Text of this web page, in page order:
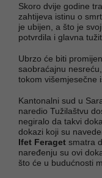
Skoro dvije godine
zahtijeva istinu o
je ubijen, a što je
potvrdila i glavna
Ubrzo će biti
saobraćajnu
tokom višemjesečne
Kantonalni sud u
naredio Tužilaštvu
negiralo da takvi
dokazi koji su
Ifet Feraget smatra
naređenju su ovi
što će u budućnosti